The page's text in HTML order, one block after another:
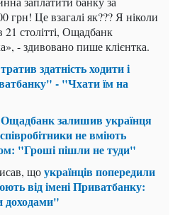
грн! Це взагалі як??? Я ніколи
столітті, Ощадбанк
- здивовано пише клієнтка.
здатність ходити і
- "Чхати їм на
Ощадбанк залишив українця
не вміють
"Гроші пішли не туди"
щоукраїнців попередили
від імені Приватбанку: